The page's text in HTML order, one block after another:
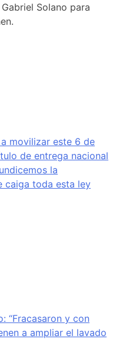
Solano para
movilizar este 6 de
de entrega nacional
la
caiga toda esta ley
“Fracasaron y con
a ampliar el lavado